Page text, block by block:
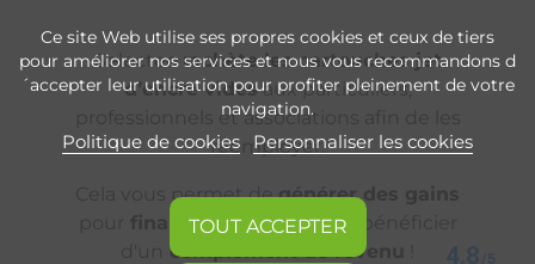
Selecteo rachète les cartouches jet
d’encre videsaux particuliers,
professionnels et associations afin de les
réemployer.
Cela vous permet degénérer des gains
financer vos projetset bénéficier
complément de revenu
Ce site Web utilise ses propres cookies et ceux de tiers
pour améliorer nos services et nous vous recommandons d
´accepter leur utilisation pour profiter pleinement de votre
navigation.
Politique de cookies Personnaliser les cookies
TOUT ACCEPTER